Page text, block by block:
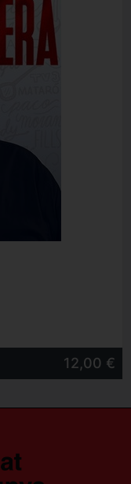
12,00 €